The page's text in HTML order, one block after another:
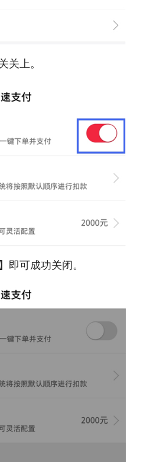
关上。
即可成功关闭。